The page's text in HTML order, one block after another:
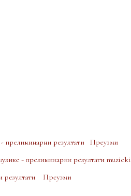
прелиминарни резултати
Преузми
- прелиминарни резултати muzicki
Преузми